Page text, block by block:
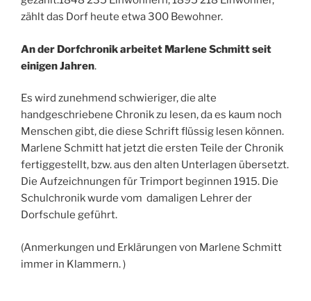
zählt das Dorf heute etwa 300 Bewohner.
An der Dorfchronik arbeitet Marlene Schmitt seit
einigen Jahren.
Es wird zunehmend schwieriger, die alte
handgeschriebene Chronik zu lesen, da es kaum noch
Menschen gibt, die diese Schrift flüssig lesen können.
Marlene Schmitt hat jetzt die ersten Teile der Chronik
fertiggestellt, bzw. aus den alten Unterlagen übersetzt.
Die Aufzeichnungen für Trimport beginnen 1915. Die
Schulchronik wurde vom damaligen Lehrer der
Dorfschule geführt.
(Anmerkungen und Erklärungen von Marlene Schmitt
immer in Klammern. )